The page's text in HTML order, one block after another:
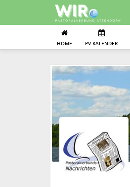
HOME PV-KALENDER